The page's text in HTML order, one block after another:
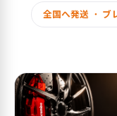
全国へ発送 ・ ブ